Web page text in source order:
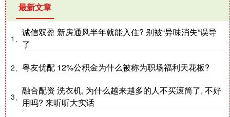
最新文章
1、
诚信双盈 新房通风半年就能入住? 别被“异味消失”误导
了
2、 粤友优配 12%公积金为什么被称为职场福利天花板?
3、
融合配资 洗衣机, 为什么越来越多的人不买滚筒了, 不好
用吗? 来听听大实话